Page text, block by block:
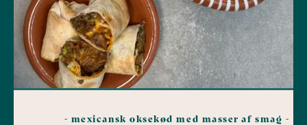
- mexicansk oksekød med masser af smag -